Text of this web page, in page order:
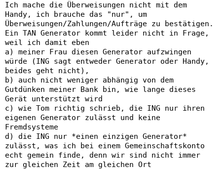
Ich mache die Überweisungen nicht mit dem
Handy, ich brauche das "nur", um
Überweisungen/Zahlungen/Aufträge zu bestätigen.
Ein TAN Generator kommt leider nicht in Frage,
weil ich damit eben
a) meiner Frau diesen Generator aufzwingen
würde (ING sagt entweder Generator oder Handy,
beides geht nicht),
b) auch nicht weniger abhängig von dem
Gutdünken meiner Bank bin, wie lange dieses
Gerät unterstützt wird
c) wie Tom richtig schrieb, die ING nur ihren
eigenen Generator zulässt und keine
Fremdsysteme
d) die ING nur *einen einzigen Generator*
zulässt, was ich bei einem Gemeinschaftskonto
echt gemein finde, denn wir sind nicht immer
zur gleichen Zeit am gleichen Ort